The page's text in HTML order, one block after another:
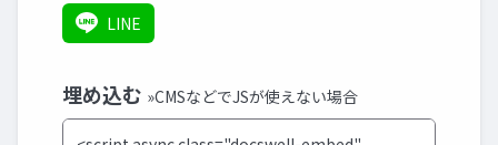
LINE
埋め込む »CMSなどでJSが使えない場合